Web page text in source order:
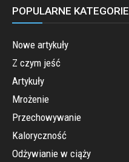
POPULARNE KATEGORIE
Nowe artykuły
Z czym jeść
Artykuły
Mrożenie
Przechowywanie
Kaloryczność
Odżywianie w ciąży